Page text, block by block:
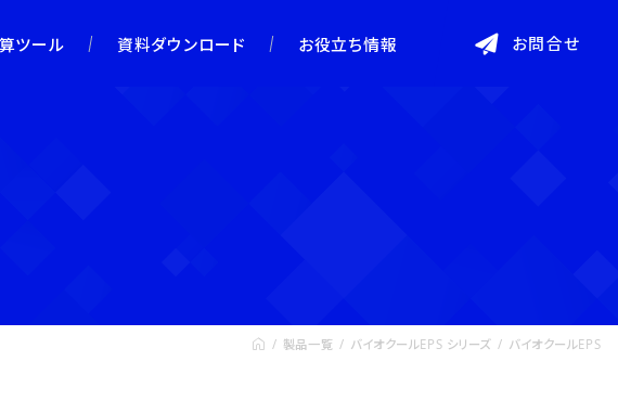
製品一覧 バイオクールEPS シリーズ バイオクールEPS
ツール 資料ダウンロード お役立ち情報 お問合せ